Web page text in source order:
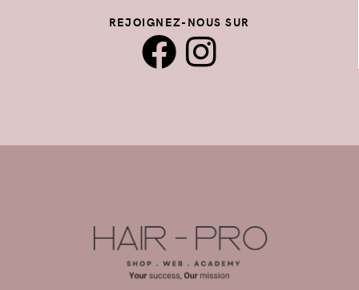
REJOIGNEZ-NOUS SUR